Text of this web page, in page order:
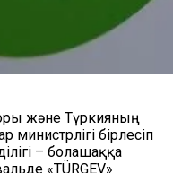
және Түркияның
министрлігі бірлесіп
– болашаққа
«TÜRGEV»